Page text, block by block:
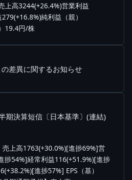
上高3244(+26.4%)営業利益
純利益（親）
19.4円/株
差異に関するお知らせ
期決算短信〔日本基準〕(連結)
売上高1763(+30.0%)[進捗69%]営
捗54%]経常利益116(+51.9%)[進捗
進捗57%] EPS（基）